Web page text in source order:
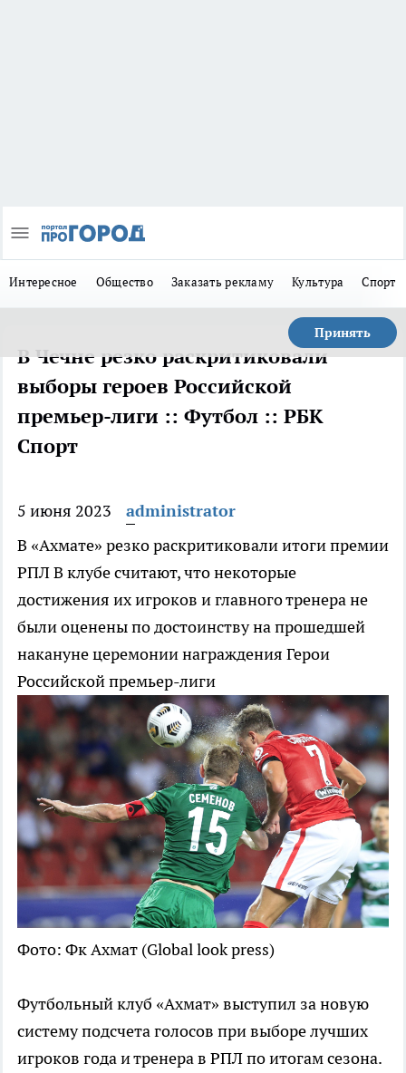
Интересное Общество Заказать рекламу Культура Спорт
Принять
В Чечне резко раскритиковали
выборы героев Российской
премьер-лиги :: Футбол :: РБК
Спорт
5 июня 2023
administrator
В «Ахмате» резко раскритиковали итоги премии
РПЛВ клубе считают, что некоторые
достижения их игроков и главного тренера не
были оценены по достоинству на прошедшей
накануне церемонии награждения Герои
Российской премьер-лиги
Фото: Фк Ахмат (Global look press)
Футбольный клуб «Ахмат» выступил за новую
систему подсчета голосов при выборе лучших
игроков года и тренера в РПЛ по итогам сезона.